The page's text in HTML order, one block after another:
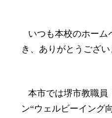
いつも本校のホーム
き、ありがとうござい
本市では堺市教職員
ン“ウェルビーイング